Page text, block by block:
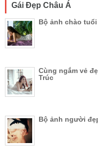
Gái Đẹp Châu Á
Bộ ảnh chào
Cùng ngắm vẻ
Trúc
Bộ ảnh người